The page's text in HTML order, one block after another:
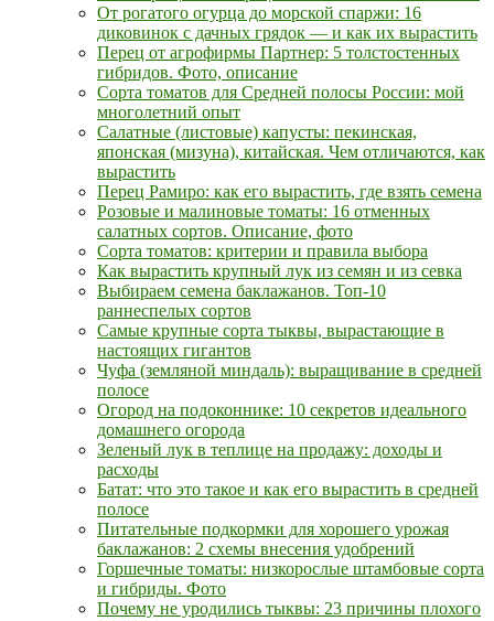
От рогатого огурца до морской спаржи: 16
диковинок с дачных грядок — и как их вырастить
Перец от агрофирмы Партнер: 5 толстостенных
гибридов. Фото, описание
Сорта томатов для Средней полосы России: мой
многолетний опыт
Салатные (листовые) капусты: пекинская,
японская (мизуна), китайская. Чем отличаются, как
вырастить
Перец Рамиро: как его вырастить, где взять семена
Розовые и малиновые томаты: 16 отменных
салатных сортов. Описание, фото
Сорта томатов: критерии и правила выбора
Как вырастить крупный лук из семян и из севка
Выбираем семена баклажанов. Топ-10
раннеспелых сортов
Самые крупные сорта тыквы, вырастающие в
настоящих гигантов
Чуфа (земляной миндаль): выращивание в средней
полосе
Огород на подоконнике: 10 секретов идеального
домашнего огорода
Зеленый лук в теплице на продажу: доходы и
расходы
Батат: что это такое и как его вырастить в средней
полосе
Питательные подкормки для хорошего урожая
баклажанов: 2 схемы внесения удобрений
Горшечные томаты: низкорослые штамбовые сорта
и гибриды. Фото
Почему не уродились тыквы: 23 причины плохого